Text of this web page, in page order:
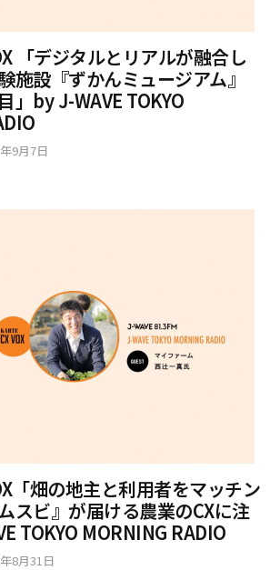
「デジタルとリアルが融合し
施設『ずかんミュージアム』
」by J-WAVE TOKYO
9月7日
「畑の地主と利用者をマッチン
スビ』が届ける農業のCXに注
TOKYO MORNING RADIO
8月31日